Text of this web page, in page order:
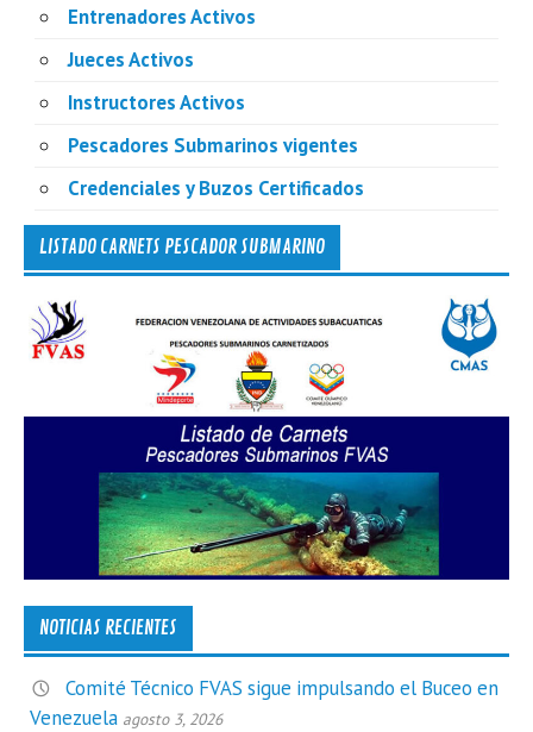
Entrenadores Activos
Jueces Activos
Instructores Activos
Pescadores Submarinos vigentes
Credenciales y Buzos Certificados
LISTADO CARNETS PESCADOR SUBMARINO
NOTICIAS RECIENTES
Comité Técnico FVAS sigue impulsando el Buceo en
Venezuela agosto 3, 2026